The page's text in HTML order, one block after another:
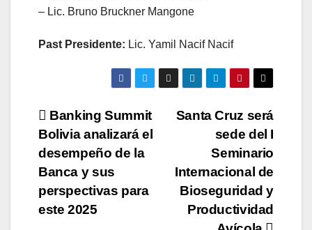
– Lic. Bruno Bruckner Mangone
Past Presidente: Lic. Yamil Nacif Nacif
Navegación
de
entradas
Santa Cruz será
sede del I
Seminario
Internacional de
Bioseguridad y
Productividad
Banking Summit
Bolivia analizará el
desempeño de la
Banca y sus
perspectivas para
este 2025